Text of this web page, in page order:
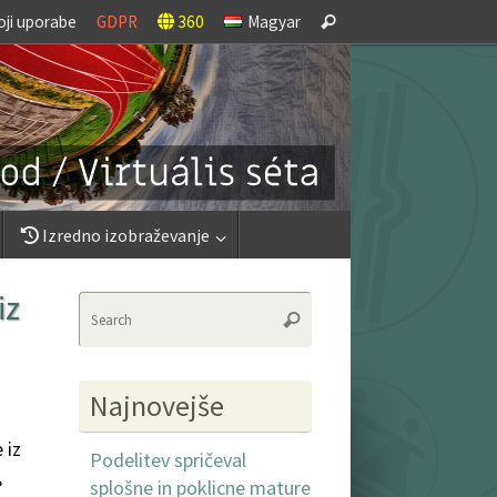
uporabe GDPR 360 Magyar
for:
Search
Izredno izobraževanje
iz
Search
Najnovejše
Podelitev spričeval
splošne in poklicne mature